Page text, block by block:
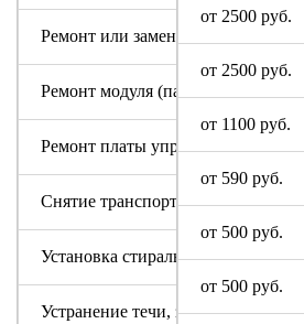
от 2500 руб.
от 2500 руб.
от 1100 руб.
от 590 руб.
от 500 руб.
от 500 руб.
Ремонт или замена патрубка
Ремонт модуля (пайка, замена
Ремонт платы управления или
Снятие транспортировочных
Установка стиральной машины
Устранение течи, засора